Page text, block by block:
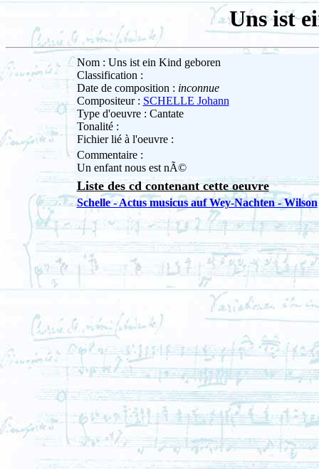
Uns ist
Nom : Uns ist ein Kind geboren
Classification :
Date de composition : inconnue
Compositeur : SCHELLE Johann
Type d'oeuvre : Cantate
Tonalité :
Fichier lié à l'oeuvre :
Commentaire :
Un enfant nous est nÃ©
Liste des cd contenant cette oeuvre
Schelle - Actus musicus auf Wey-Nachten - Wilson